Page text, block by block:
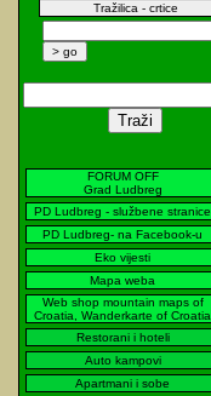
Tražilica - crtice
FORUM OFF
Grad Ludbreg
PD Ludbreg - službene stranice
PD Ludbreg- na Facebook-u
Eko vijesti
Mapa weba
Web shop mountain maps of
Croatia, Wanderkarte of Croatia
Restorani i hoteli
Auto kampovi
Apartmani i sobe